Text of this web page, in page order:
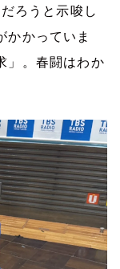
ろうと示唆し
かかっていま
」。春闘はわか